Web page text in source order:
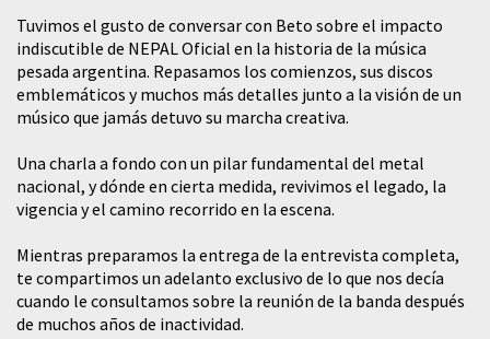
Tuvimos el gusto de conversar con Beto sobre el impacto
indiscutible de NEPAL Oficial en la historia de la música
pesada argentina. Repasamos los comienzos, sus discos
emblemáticos y muchos más detalles junto a la visión de un
músico que jamás detuvo su marcha creativa.
​Una charla a fondo con un pilar fundamental del metal
nacional, y dónde en cierta medida, revivimos el legado, la
vigencia y el camino recorrido en la escena.
Mientras preparamos la entrega de la entrevista completa,
te compartimos un adelanto exclusivo de lo que nos decía
cuando le consultamos sobre la reunión de la banda después
de muchos años de inactividad.